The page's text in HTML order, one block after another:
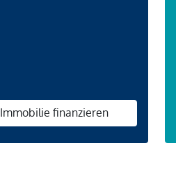
Immobilie finanzieren